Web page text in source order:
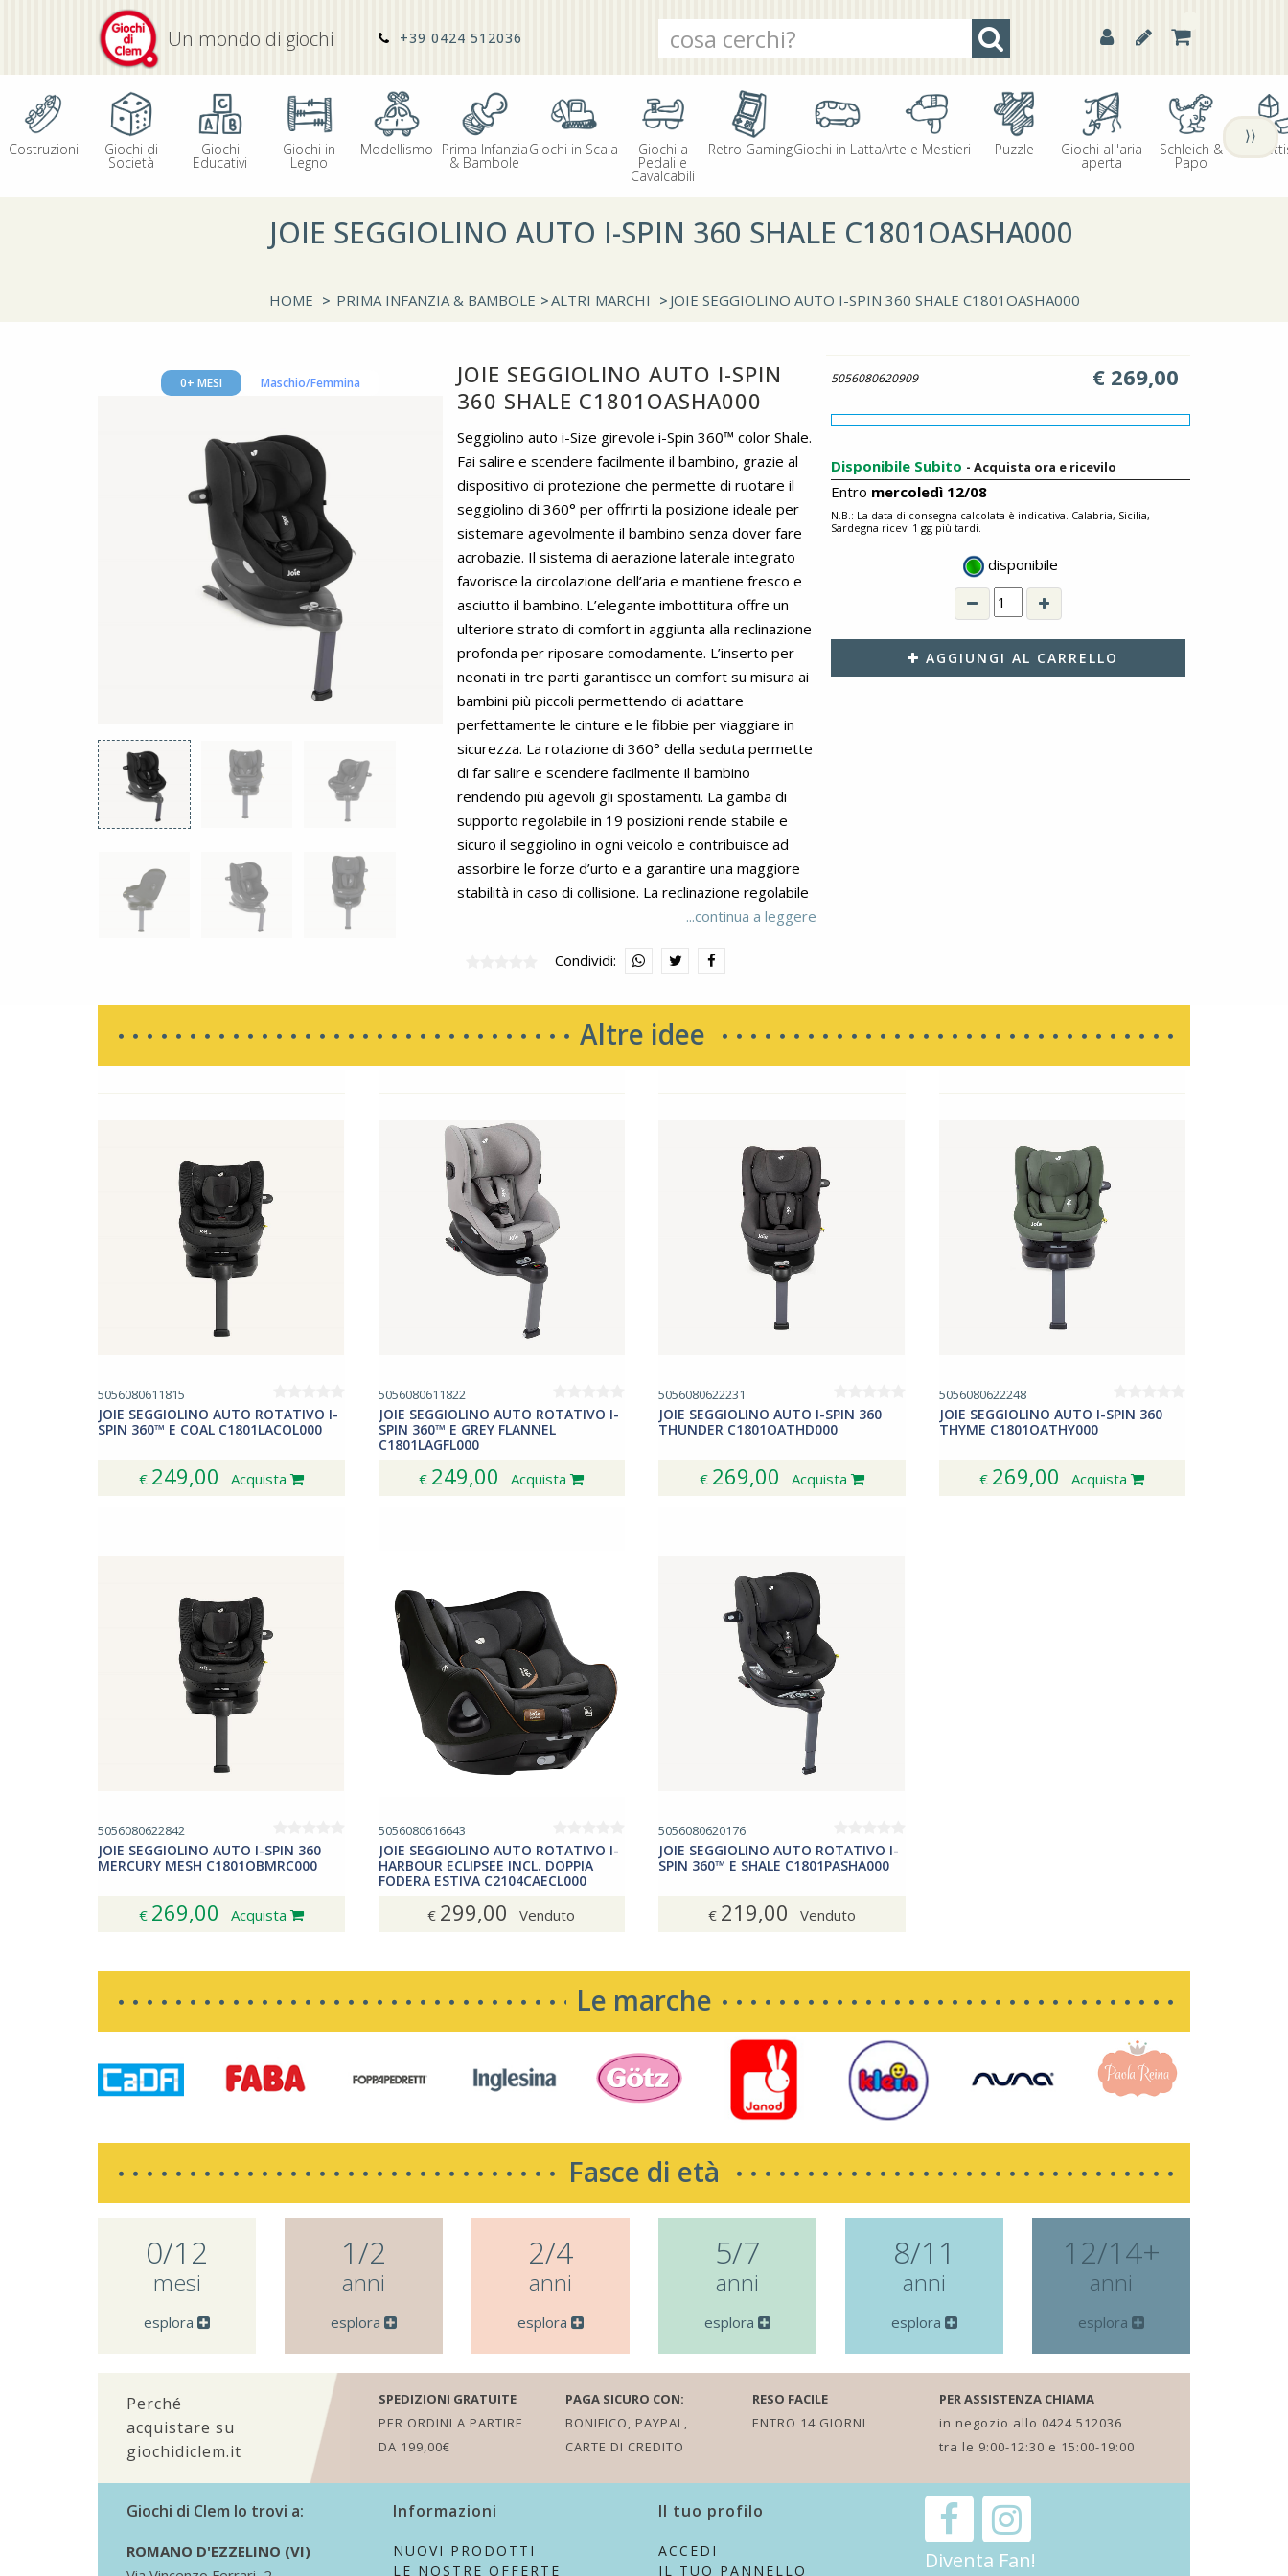
Un mondo di giochi +39 0424 512036
Costruzioni Giochi di
Società
Giochi
Educativi
Giochi in
Legno
Modellismo Prima Infanzia
& Bambole
Giochi in Scala Giochi a
Pedali e
Cavalcabili
Retro GamingGiochi in LattaArte e Mestieri Puzzle Giochi all'aria
aperta
Schleich &
Papo
⟩⟩
JOIE SEGGIOLINO AUTO I-SPIN 360 SHALE C1801OASHA000
HOME > PRIMA INFANZIA & BAMBOLE >ALTRI MARCHI > JOIE SEGGIOLINO AUTO I-SPIN 360 SHALE C1801OASHA000
0+ MESI Maschio/Femmina
JOIE SEGGIOLINO AUTO I-SPIN
360 SHALE C1801OASHA000
Seggiolino auto i-Size girevole i-Spin 360™ color Shale.
Fai salire e scendere facilmente il bambino, grazie al
dispositivo di protezione che permette di ruotare il
seggiolino di 360° per offrirti la posizione ideale per
sistemare agevolmente il bambino senza dover fare
acrobazie. Il sistema di aerazione laterale integrato
favorisce la circolazione dell’aria e mantiene fresco e
asciutto il bambino. L’elegante imbottitura offre un
ulteriore strato di comfort in aggiunta alla reclinazione
profonda per riposare comodamente. L’inserto per
neonati in tre parti garantisce un comfort su misura ai
bambini più piccoli permettendo di adattare
perfettamente le cinture e le fibbie per viaggiare in
sicurezza. La rotazione di 360° della seduta permette
di far salire e scendere facilmente il bambino
rendendo più agevoli gli spostamenti. La gamba di
supporto regolabile in 19 posizioni rende stabile e
sicuro il seggiolino in ogni veicolo e contribuisce ad
assorbire le forze d’urto e a garantire una maggiore
stabilità in caso di collisione. La reclinazione regolabile
in qualsiasi momento è la soluzione più efficace per far
dalla nascita fino ai 4 anni circa. Il dispositivo di
difficoltà. I rinforzi Guard Surround Safety™ assicurano
il seggiolino bloccato in senso contrario alla marcia per
garantire che il tuo bambino non possa ruotare
accidentalmente in senso contrario alla marcia. Gli
attacchi ISOFIX rinforzati in acciaio si agganciano in
pochi secondi, mantengono il seggiolino auto
saldamente posizionato e ti garantiscono che sia
installato correttamente. La cintura a 5 punti
regolabile con un solo gesto si adatta sempre
perfettamente anche se il bambino si divincola. Il
d’urto nei punti importanti. Gli indicatori di installazione
sono chiaramente contrassegnati per garantirti che il
seggiolino sia installato in modo corretto e sicuro.
Peso: 13,9kg. Dimensioni (in senso contrario alla
marcia) (LxPxA): 65 x 58 x 51,5-62 cm. Dimensioni (in
...continua a leggere
Condividi:
€ 269,00
5056080620909
Disponibile Subito - Acquista ora e ricevilo
Entro mercoledì 12/08
N.B.: La data di consegna calcolata è indicativa. Calabria, Sicilia,
Sardegna ricevi 1 gg più tardi.
disponibile
AGGIUNGI AL CARRELLO
Altre idee
5056080611815
JOIE SEGGIOLINO AUTO ROTATIVO I-
SPIN 360™ E COAL C1801LACOL000
€ 249,00 Acquista
5056080611822
JOIE SEGGIOLINO AUTO ROTATIVO I-
SPIN 360™ E GREY FLANNEL
C1801LAGFL000
€ 249,00 Acquista
5056080622231
JOIE SEGGIOLINO AUTO I-SPIN 360
THUNDER C1801OATHD000
€ 269,00 Acquista
5056080622248
JOIE SEGGIOLINO AUTO I-SPIN 360
THYME C1801OATHY000
€ 269,00 Acquista
5056080622842
JOIE SEGGIOLINO AUTO I-SPIN 360
MERCURY MESH C1801OBMRC000
€ 269,00 Acquista
5056080616643
JOIE SEGGIOLINO AUTO ROTATIVO I-
HARBOUR ECLIPSEE INCL. DOPPIA
FODERA ESTIVA C2104CAECL000
€ 299,00 Venduto
5056080620176
JOIE SEGGIOLINO AUTO ROTATIVO I-
SPIN 360™ E SHALE C1801PASHA000
€ 219,00 Venduto
Le marche
Fasce di età
0/12
mesi
esplora
1/2
anni
esplora
2/4
anni
esplora
5/7
anni
esplora
8/11
anni
esplora
12/14+
anni
esplora
Perché
acquistare su
giochidiclem.it
SPEDIZIONI GRATUITE
PER ORDINI A PARTIRE
DA 199,00€
PAGA SICURO CON:
BONIFICO, PAYPAL,
CARTE DI CREDITO
RESO FACILE
ENTRO 14 GIORNI
PER ASSISTENZA CHIAMA
in negozio allo 0424 512036
tra le 9:00-12:30 e 15:00-19:00
Giochi di Clem lo trovi a:
ROMANO D'EZZELINO (VI)
Informazioni
NUOVI PRODOTTI
LE NOSTRE OFFERTE
Il tuo profilo
ACCEDI
IL TUO PANNELLO
Diventa Fan!